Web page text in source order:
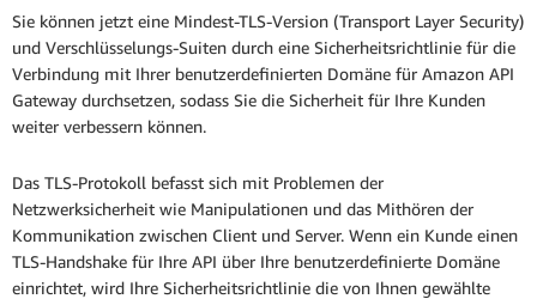
Sie können jetzt eine Mindest-TLS-Version (Transport Layer Security)
und Verschlüsselungs-Suiten durch eine Sicherheitsrichtlinie für die
Verbindung mit Ihrer benutzerdefinierten Domäne für Amazon API
Gateway durchsetzen, sodass Sie die Sicherheit für Ihre Kunden
weiter verbessern können.
Das TLS-Protokoll befasst sich mit Problemen der
Netzwerksicherheit wie Manipulationen und das Mithören der
Kommunikation zwischen Client und Server. Wenn ein Kunde einen
TLS-Handshake für Ihre API über Ihre benutzerdefinierte Domäne
einrichtet, wird Ihre Sicherheitsrichtlinie die von Ihnen gewählte